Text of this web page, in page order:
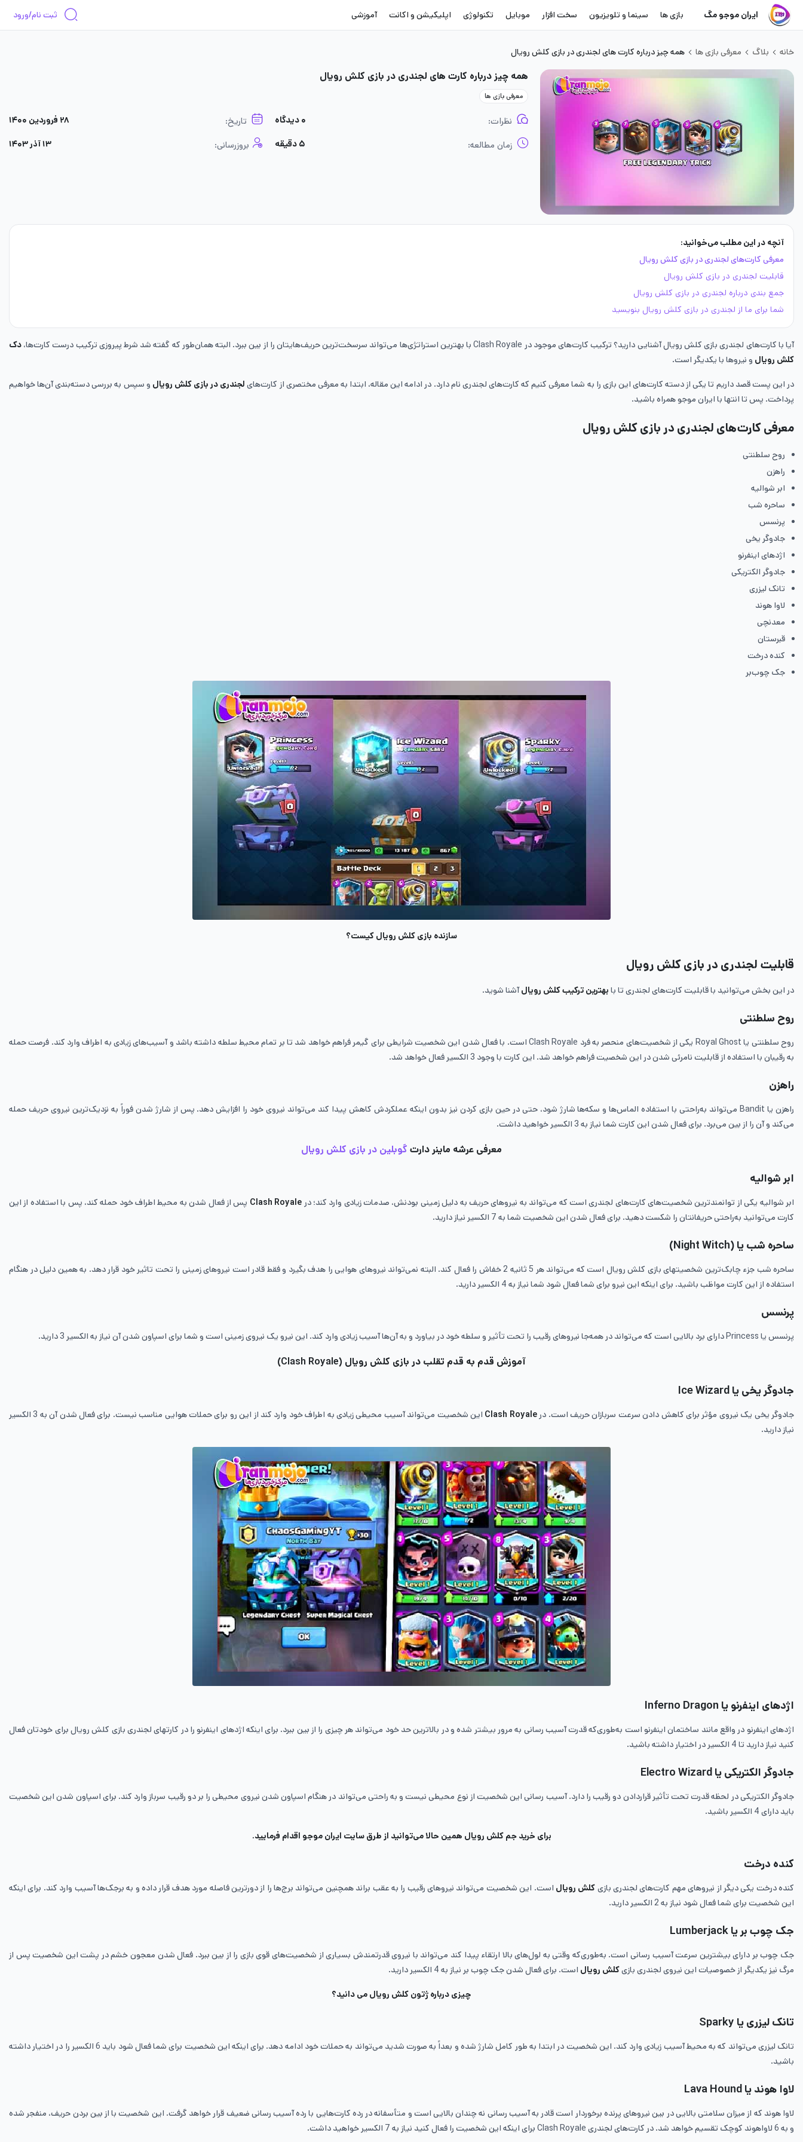
ایران موجو مگ بازی ها سینما و تلویزیون سخت افزار موبایل تکنولوژی اپلیکیشن و اکانت آموزشی ثبت نام/ورود
خانه بلاگ معرفی بازی ها همه چیز درباره کارت های لجندری در بازی کلش رویال
همه چیز درباره کارت های لجندری در بازی کلش رویال
معرفی بازی ها
نظرات: ۰ دیدگاه تاریخ: ۲۸ فروردین ۱۴۰۰
زمان مطالعه: ۵ دقیقه بروزرسانی: ۱۳ آذر ۱۴۰۳
آنچه در این مطلب می‌خوانید:
معرفی کارت‌های لجندری در بازی کلش رویال
قابلیت‌ لجندری در بازی کلش رویال
جمع بندی درباره لجندری در بازی کلش رویال
شما برای ما از لجندری در بازی کلش رویال بنویسید
آیا با کارت‌های لجندری بازی کلش رویال آشنایی دارید؟ ترکیب کارت‌های موجود در Clash Royale با بهترین استراتژی‌ها می‌تواند سرسخت‌ترین حریف‌هایتان را از بین ببرد. البته همان‌طور که گفته شد شرط پیروزی ترکیب درست کارت‌ها،
دک
کلش رویال و نیروها با یکدیگر است.
در این پست قصد داریم تا یکی از دسته کارت‌های این بازی را به شما معرفی کنیم که کارت‌های لجندری نام دارد. در ادامه این مقاله، ابتدا به معرفی مختصری از کارت‌های لجندری در بازی کلش رویال و سپس به بررسی دسته‌بندی آن‌ها خواهیم
پرداخت. پس تا انتها با ایران موجو همراه باشید.
معرفی کارت‌های لجندری در بازی کلش رویال
روح سلطنتی
راهزن
ابر شوالیه
ساحره شب
پرنسس
جادوگر یخی
اژدهای اینفرنو
جادوگر الکتریکی
تانک لیزری
لاوا هوند
معدنچی
قبرستان
کنده درخت
جک چوب‌بر
سازنده بازی کلش رویال کیست؟
قابلیت‌ لجندری در بازی کلش رویال
در این بخش می‌توانید با قابلیت کارت‌های لجندری تا با بهترین ترکیب کلش رویالآشنا شوید.
روح سلطنتی
روح سلطنتی یا Royal Ghost یکی از شخصیت‌های منحصر به فرد Clash Royale است. با فعال شدن این شخصیت شرایطی برای گیمر فراهم خواهد شد تا بر تمام محیط سلطه داشته باشد و آسیب‌های زیادی به اطراف وارد کند. فرصت حمله
به رقیبان با استفاده از قابلیت نامرئی شدن در این شخصیت فراهم خواهد شد. این کارت با وجود 3 الکسیر فعال خواهد شد.
راهزن
راهزن یا Bandit می‌تواند به‌راحتی با استفاده الماس‌ها و سکه‌ها شارژ شود، حتی در حین بازی کردن نیز بدون اینکه عملکردش کاهش پیدا کند می‌تواند نیروی خود را افزایش دهد. پس از شارژ شدن فوراً به نزدیک‌ترین نیروی حریف حمله
می‌کند و آن را از بین می‌برد. برای فعال شدن این کارت شما نیاز به 3 الکسیر خواهید داشت.
معرفی عرشه ماینر دارت گوبلین در بازی کلش رویال
ابر شوالیه
ابر شوالیه یکی از توانمندترین شخصیت‌های کارت‌های لجندری است که می‌تواند به نیروهای حریف به دلیل زمینی بودنش، صدمات زیادی وارد کند؛ در Clash Royale پس از فعال شدن به محیط اطراف خود حمله کند، پس با استفاده از این
کارت می‌توانید به‌راحتی حریفانتان را شکست دهید. برای فعال شدن این شخصیت شما به 7 الکسیر نیاز دارید.
ساحره شب یا(Night Witch)
ساحره شب جزء چابک‌ترین شخصیت‎های بازی کلش رویال است که می‌تواند هر 5 ثانیه 2 خفاش را فعال کند. البته نمی‌تواند نیروهای هوایی را هدف بگیرد و فقط قادر است نیروهای زمینی را تحت تاثیر خود قرار دهد. به همین دلیل در هنگام
استفاده از این کارت مواظب باشید. برای اینکه این نیرو برای شما فعال شود شما نیاز به 4 الکسیر دارید.
پرنسس
پرنسس یا Princess دارای برد بالایی است که می‌تواند در همه‌جا نیروهای رقیب را تحت تأثیر و سلطه خود در بیاورد و به آن‌ها آسیب زیادی وارد کند. این نیرو یک نیروی زمینی است و شما برای اسپاون شدن آن نیاز به الکسیر 3 دارید.
آموزش قدم به قدم تقلب در بازی کلش رویال (Clash Royale)
جادوگر یخی یا
جادوگر یخی یک نیروی مؤثر برای کاهش دادن سرعت سربازان حریف است. درClash Royale
این شخصیت می‌تواند آسیب محیطی زیادی به اطراف خود وارد کند از این رو برای حملات هوایی مناسب نیست. برای فعال شدن آن به 3 الکسیر
نیاز دارید.
اژدهای اینفرنو یا Inferno Dragon
اژدهای اینفرنو در واقع مانند ساختمان اینفرنو است به‌طوری‌که قدرت آسیب رسانی به مرور بیشتر شده و در بالاترین حد خود می‌تواند هر چیزی را از بین ببرد. برای اینکه اژدهای اینفرنو را در کارت‎های لجندری بازی کلش رویال برای خودتان فعال
کنید نیاز دارید تا 4 الکسیر در اختیار داشته باشید.
جادوگر الکتریکی یا
جادوگر الکتریکی در لحظه قدرت تحت تأثیر قراردادن دو رقیب را دارد. آسیب رسانی این شخصیت از نوع محیطی نیست و به راحتی می‌تواند در هنگام اسپاون شدن نیروی محیطی را بر دو رقیب سرباز وارد کند. برای اسپاون شدن این شخصیت
باید دارای 4 الکسیر باشید.
برای خرید جم کلش رویال همین حالا می‌توانید از طرق سایت ایران موجو اقدام فرمایید.
کنده درخت
کنده درخت یکی دیگر از نیروهای مهم کارت‌های لجندری بازی کلش رویال است. این شخصیت می‌تواند نیروهای رقیب را به عقب براند همچنین می‌تواند برج‌ها را از دورترین فاصله مورد هدف قرار داده و به برجک‌ها آسیب وارد کند. برای اینکه
این شخصیت برای شما فعال شود نیاز به 2 الکسیر دارید.
جک چوب بر یا
جک چوب بر دارای بیشترین سرعت آسیب رسانی است. به‌طوری‌که وقتی به لول‌های بالا ارتقاء پیدا کند می‌تواند با نیروی قدرتمندش بسیاری از شخصیت‌های قوی بازی را از بین ببرد. فعال شدن معجون خشم در پشت این شخصیت پس از
مرگ نیز یکدیگر از خصوصیات این نیروی لجندری بازیکلش رویال است. برای فعال شدن جک چوب بر نیاز به 4 الکسیر دارید.
چیزی درباره ژتون کلش رویال می دانید؟
تانک لیزری یا
تانک لیزری می‌تواند که به محیط آسیب زیادی وارد کند. این شخصیت در ابتدا به طور کامل شارژ شده و بعداً به صورت شدید می‌تواند به حملات خود ادامه دهد. برای اینکه این شخصیت برای شما فعال شود باید 6 الکسیر را در اختیار داشته
باشید.
لاوا هوند یا
لاوا هوند که از میزان سلامتی بالایی در بین نیروهای پرنده برخوردار است قادر به آسیب رسانی نه چندان بالایی است و متأسفانه در رده کارت‌هایی با رده آسیب رسانی ضعیف قرار خواهد گرفت. این شخصیت با از بین بردن حریف، منفجر شده
و به 6 لاواهوند کوچک تقسیم خواهد شد. در کارت‌های لجندری Clash Royale برای اینکه این شخصیت را فعال کنید نیاز به 7 الکسیر خواهید داشت.